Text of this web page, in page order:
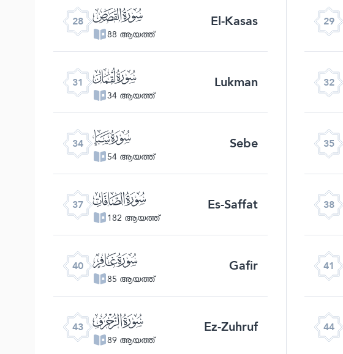
28 ﮨ
88 ആയത്ത്
El-Kasas 29
31 ﮫ
34 ആയത്ത്
Lukman 32
34 ﮮ
54 ആയത്ത്
Sebe 35
37 ﮱ
182 ആയത്ത്
Es-Saffat 38
40 ﯕ
85 ആയത്ത്
Gafir 41
43 ﯘ
89 ആയത്ത്
Ez-Zuhruf 44